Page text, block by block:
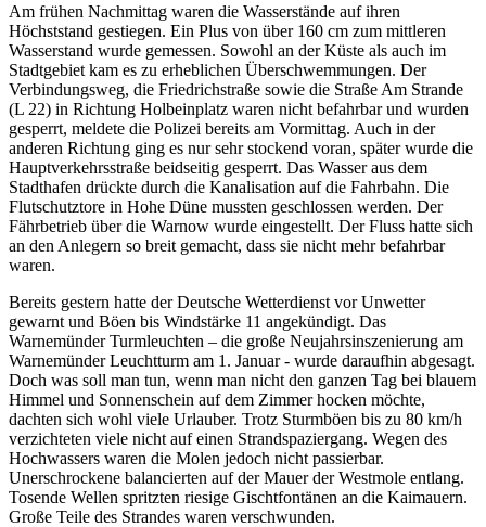
Am frühen Nachmittag waren die Wasserstände auf ihren
Höchststand gestiegen. Ein Plus von über 160 cm zum mittleren
Wasserstand wurde gemessen. Sowohl an der Küste als auch im
Stadtgebiet kam es zu erheblichen Überschwemmungen. Der
Verbindungsweg, die Friedrichstraße sowie die Straße Am Strande
(L 22) in Richtung Holbeinplatz waren nicht befahrbar und wurden
gesperrt, meldete die Polizei bereits am Vormittag. Auch in der
anderen Richtung ging es nur sehr stockend voran, später wurde die
Hauptverkehrsstraße beidseitig gesperrt. Das Wasser aus dem
Stadthafen drückte durch die Kanalisation auf die Fahrbahn. Die
Flutschutztore in Hohe Düne mussten geschlossen werden. Der
Fährbetrieb über die Warnow wurde eingestellt. Der Fluss hatte sich
an den Anlegern so breit gemacht, dass sie nicht mehr befahrbar
waren.
Bereits gestern hatte der Deutsche Wetterdienst vor Unwetter
gewarnt und Böen bis Windstärke 11 angekündigt. Das
Warnemünder Turmleuchten – die große Neujahrsinszenierung am
Warnemünder Leuchtturm am 1. Januar - wurde daraufhin abgesagt.
Doch was soll man tun, wenn man nicht den ganzen Tag bei blauem
Himmel und Sonnenschein auf dem Zimmer hocken möchte,
dachten sich wohl viele Urlauber. Trotz Sturmböen bis zu 80 km/h
verzichteten viele nicht auf einen Strandspaziergang. Wegen des
Hochwassers waren die Molen jedoch nicht passierbar.
Unerschrockene balancierten auf der Mauer der Westmole entlang.
Tosende Wellen spritzten riesige Gischtfontänen an die Kaimauern.
Große Teile des Strandes waren verschwunden.